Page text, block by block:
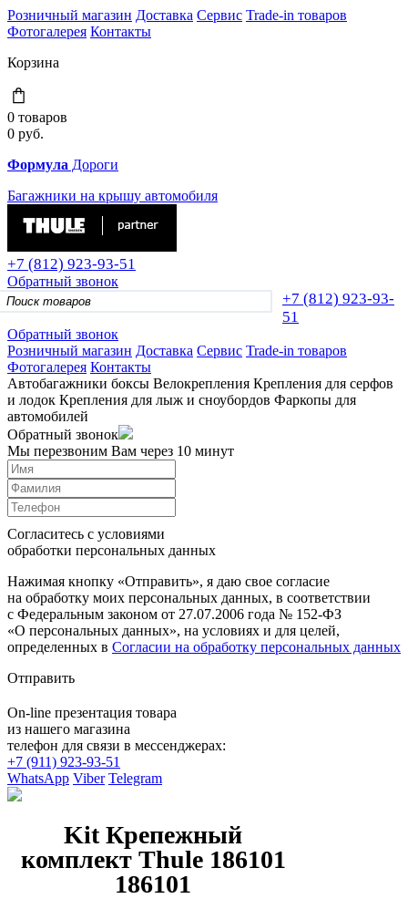
Розничный магазин Доставка Сервис Trade-in товаров
Фотогалерея Контакты
Корзина
0 товаров
0 руб.
Формула Дороги
Багажники на крышу автомобиля
+7 (812) 923-93-51
Обратный звонок
+7 (812) 923-93-
51
Обратный звонок
Розничный магазин Доставка Сервис Trade-in товаров
Фотогалерея Контакты
Автобагажники боксы Велокрепления Крепления для серфов
и лодок Крепления для лыж и сноубордов Фаркопы для
автомобилей
Обратный звонок
Мы перезвоним Вам через 10 минут
Согласитесь с условиями
обработки персональных данных
Нажимая кнопку «Отправить», я даю свое согласие
на обработку моих персональных данных, в соответствии
с Федеральным законом от 27.07.2006 года № 152-ФЗ
«О персональных данных», на условиях и для целей,
определенных в Согласии на обработку персональных данных
Отправить
On-line презентация товара
из нашего магазина
телефон для связи в мессенджерах:
+7 (911) 923-93-51
WhatsApp Viber Telegram
Kit Крепежный
комплект Thule 186101
186101